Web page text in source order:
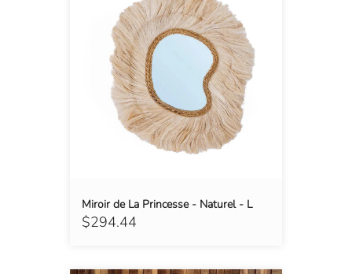
$294.44
Miroir de La Princesse - Naturel - L